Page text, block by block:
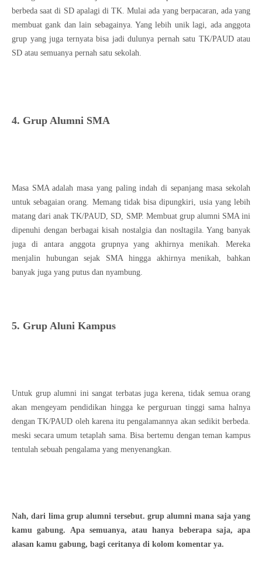
berbeda saat di SD apalagi di TK. Mulai ada yang berpacaran, ada yang
membuat gank dan lain sebagainya. Yang lebih unik lagi, ada anggota
grup yang juga ternyata bisa jadi dulunya pernah satu TK/PAUD atau
SD atau semuanya pernah satu sekolah.
4. Grup Alumni SMA
Masa SMA adalah masa yang paling indah di sepanjang masa sekolah
untuk sebagaian orang. Memang tidak bisa dipungkiri, usia yang lebih
matang dari anak TK/PAUD, SD, SMP. Membuat grup alumni SMA ini
dipenuhi dengan berbagai kisah nostalgia dan nosltagila. Yang banyak
juga di antara anggota grupnya yang akhirnya menikah. Mereka
menjalin hubungan sejak SMA hingga akhirnya menikah, bahkan
banyak juga yang putus dan nyambung.
5. Grup Aluni Kampus
Untuk grup alumni ini sangat terbatas juga kerena, tidak semua orang
akan mengeyam pendidikan hingga ke perguruan tinggi sama halnya
dengan TK/PAUD oleh karena itu pengalamannya akan sedikit berbeda.
meski secara umum tetaplah sama. Bisa bertemu dengan teman kampus
tentulah sebuah pengalama yang menyenangkan.
Nah, dari lima grup alumni tersebut. grup alumni mana saja yang
kamu gabung. Apa semuanya, atau hanya beberapa saja, apa
alasan kamu gabung, bagi ceritanya di kolom komentar ya.